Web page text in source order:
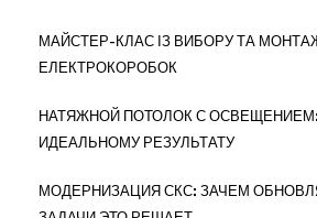
МАЙСТЕР-КЛАС ІЗ ВИБОРУ ТА
ЕЛЕКТРОКОРОБОК
НАТЯЖНОЙ ПОТОЛОК С
ИДЕАЛЬНОМУ РЕЗУЛЬТАТУ
МОДЕРНИЗАЦИЯ СКС: ЗАЧЕМ